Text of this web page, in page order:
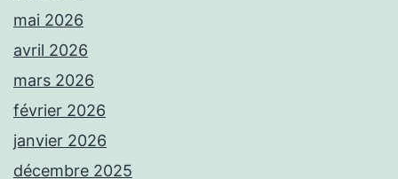
mai 2026
avril 2026
mars 2026
février 2026
janvier 2026
décembre 2025